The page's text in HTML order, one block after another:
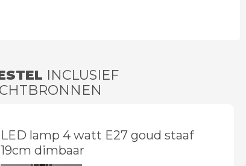
INCLUSIEF
LED lamp 4 watt E27 goud staaf
19cm dimbaar